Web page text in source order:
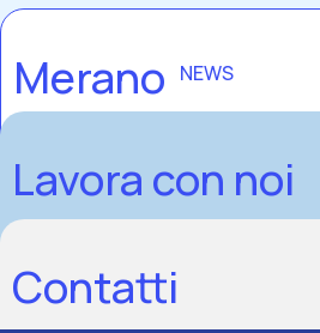
NEWS
Merano
Lavora con noi
Contatti